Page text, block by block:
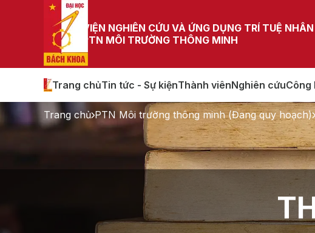
VIỆN NGHIÊN CỨU VÀ ỨNG DỤNG TRÍ TUỆ
PTN MÔI TRƯỜNG THÔNG MINH
Trang chủTin tức - Sự kiệnThành viênNghiên cứuCông
Trang chủ PTN Môi trường thông minh (Đang quy hoạch)